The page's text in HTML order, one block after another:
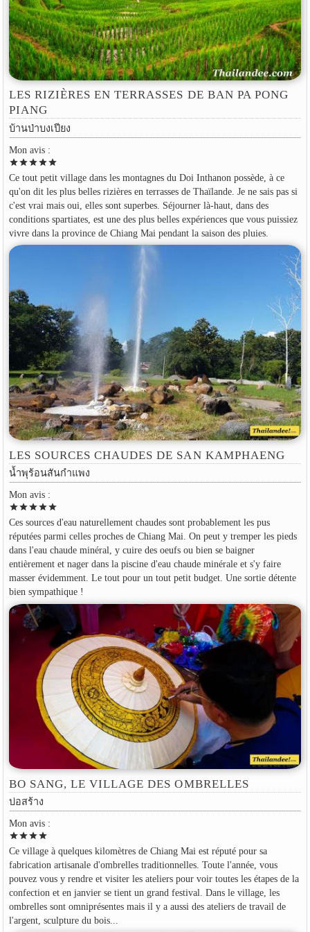
LES RIZIÈRES EN TERRASSES DE BAN PA PONG
PIANG
บ้านป่าบงเปียง
Mon avis :
starstarstarstarstar
Ce tout petit village dans les montagnes du Doi Inthanon possède, à ce
qu'on dit les plus belles rizières en terrasses de Thaïlande. Je ne sais pas si
c'est vrai mais oui, elles sont superbes. Séjourner là-haut, dans des
conditions spartiates, est une des plus belles expériences que vous puissiez
vivre dans la province de Chiang Mai pendant la saison des pluies.
LES SOURCES CHAUDES DE SAN KAMPHAENG
น้ำพุร้อนสันกำแพง
Mon avis :
starstarstarstarstar
Ces sources d'eau naturellement chaudes sont probablement les pus
réputées parmi celles proches de Chiang Mai. On peut y tremper les pieds
dans l'eau chaude minéral, y cuire des oeufs ou bien se baigner
entièrement et nager dans la piscine d'eau chaude minérale et s'y faire
masser évidemment. Le tout pour un tout petit budget. Une sortie détente
bien sympathique !
BO SANG, LE VILLAGE DES OMBRELLES
บ่อสร้าง
Mon avis :
starstarstarstar
Ce village à quelques kilomètres de Chiang Mai est réputé pour sa
fabrication artisanale d'ombrelles traditionnelles. Toute l'année, vous
pouvez vous y rendre et visiter les ateliers pour voir toutes les étapes de la
confection et en janvier se tient un grand festival. Dans le village, les
ombrelles sont omniprésentes mais il y a aussi des ateliers de travail de
l'argent, sculpture du bois...